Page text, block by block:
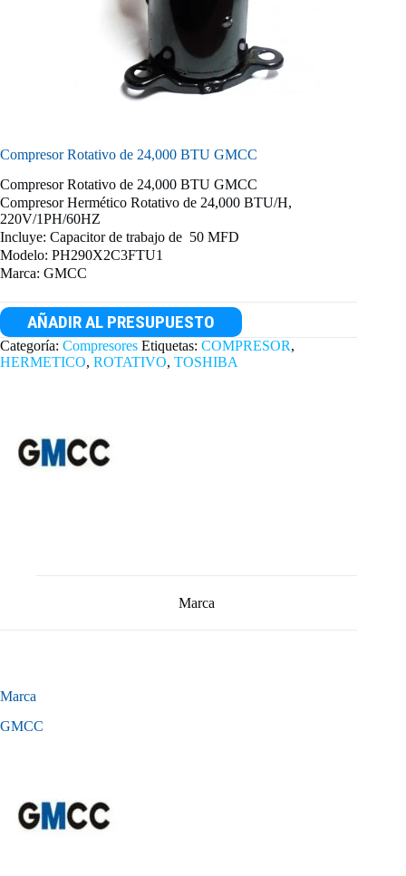
Compresor Rotativo de 24,000 BTU GMCC
Compresor Rotativo de 24,000 BTU GMCC
Compresor Hermético Rotativo de 24,000 BTU/H,
220V/1PH/60HZ
Incluye: Capacitor de trabajo de 50 MFD
Modelo: PH290X2C3FTU1
Marca: GMCC
AÑADIR AL PRESUPUESTO
Categoría: Compresores Etiquetas: COMPRESOR,
HERMETICO, ROTATIVO, TOSHIBA
Marca
Marca
GMCC